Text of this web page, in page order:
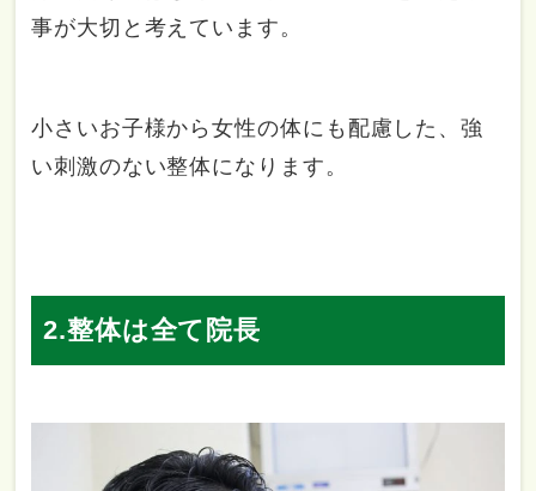
事が大切と考えています。
小さいお子様から女性の体にも配慮した、強
い刺激のない整体になります。
2.整体は全て院長